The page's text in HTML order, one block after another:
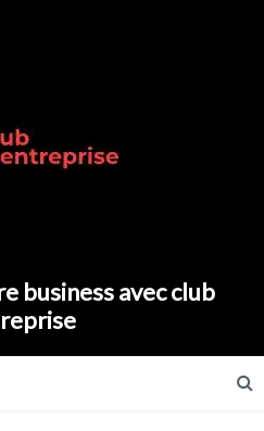
business avec club